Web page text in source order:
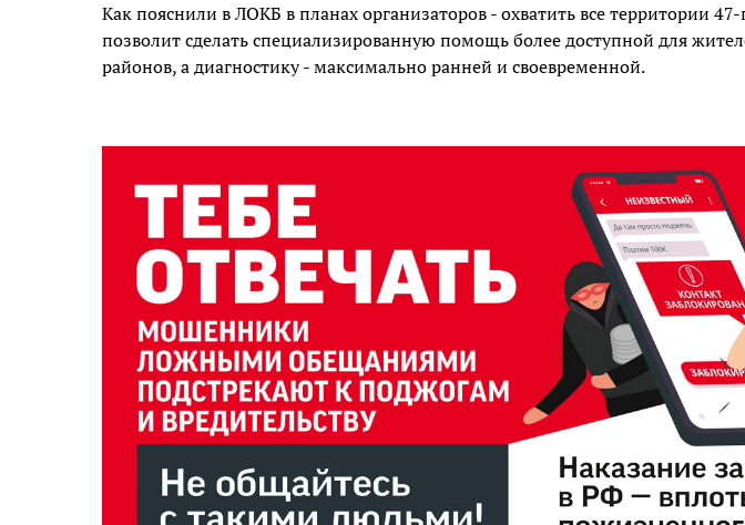
Как пояснили в ЛОКБ в планах организаторов - охватить все территории 47-
позволит сделать специализированную помощь более доступной для
районов, а диагностику - максимально ранней и своевременной.